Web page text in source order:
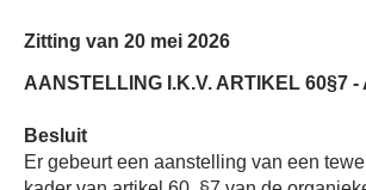
Zitting van 20 mei 2026
AANSTELLING I.K.V. ARTIKEL 60§7 -
Besluit
Er gebeurt een aanstelling van een